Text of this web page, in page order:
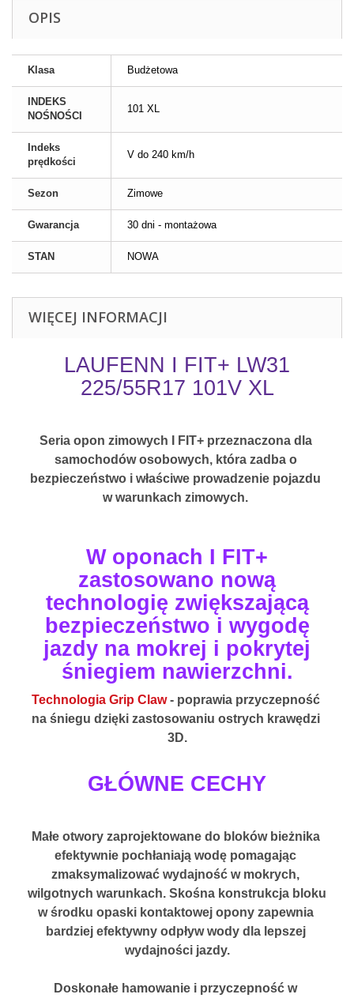
OPIS
Klasa Budżetowa
INDEKS
NOŚNOŚCI
101 XL
Indeks
prędkości
V do 240 km/h
Sezon Zimowe
Gwarancja 30 dni - montażowa
STAN NOWA
WIĘCEJ INFORMACJI
LAUFENN I FIT+ LW31
225/55R17 101V XL
Seria opon zimowych I FIT+ przeznaczona dla
samochodów osobowych, która zadba o
bezpieczeństwo i właściwe prowadzenie pojazdu
w warunkach zimowych.
W oponach I FIT+
zastosowano nową
technologię zwiększającą
bezpieczeństwo i wygodę
jazdy na mokrej i pokrytej
śniegiem nawierzchni.
Technologia Grip Claw - poprawia przyczepność
na śniegu dzięki zastosowaniu ostrych krawędzi
3D.
GŁÓWNE CECHY
Małe otwory zaprojektowane do bloków bieżnika
efektywnie pochłaniają wodę pomagając
zmaksymalizować wydajność w mokrych,
wilgotnych warunkach. Skośna konstrukcja bloku
w środku opaski kontaktowej opony zapewnia
bardziej efektywny odpływ wody dla lepszej
wydajności jazdy.
Doskonałe hamowanie i przyczepność w